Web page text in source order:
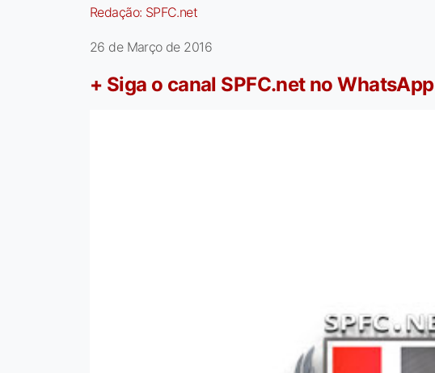
Redação: SPFC.net
26 de Março de 2016
+ Siga o canal SPFC.net no WhatsApp